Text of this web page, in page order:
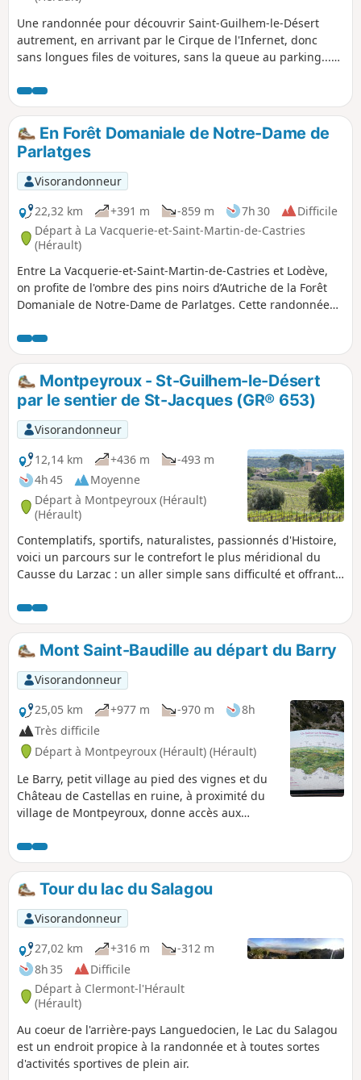
Une randonnée pour découvrir Saint-Guilhem-le-Désert
autrement, en arrivant par le Cirque de l'Infernet, donc
sans longues files de voitures, sans la queue au parking...
de Saint-Guilhem-le-Désert et Saint-Jean-de-Fos, l’itinéraire
reste praticable mais le PR® des Fenestrettes est impacté,
ainsi que la voie d'Arles (GR®653). Merci de vous informer
auprès de l’Office de Tourisme Saint-Guilhem – Vallée de
l’Hérault sur la praticabilité de l’itinéraire.
En Forêt Domaniale de Notre-Dame de
Parlatges
Visorandonneur
22,32 km
+391 m -859 m 7h 30
Difficile
Départ à La Vacquerie-et-Saint-Martin-de-Castries
(Hérault)
Entre La Vacquerie-et-Saint-Martin-de-Castries et Lodève,
on profite de l'ombre des pins noirs d’Autriche de la Forêt
Domaniale de Notre-Dame de Parlatges. Cette randonnée
le Sud du Causse du Larzac, en particulier le Cirque du Bout
du Monde et le Pas de l'Escalette, - le Plateau de
l'Escandorgue, - la vallée de la Lergue, - le Lac du Salagou, -
le Mont Saint-Baudille, - le Golfe du Lion (Mont Saint-Clair à
Sète).
Montpeyroux - St-Guilhem-le-Désert
par le sentier de St-Jacques (GR® 653)
Visorandonneur
12,14 km
+436 m
-493 m
4h 45
Moyenne
Départ à Montpeyroux (Hérault)
(Hérault)
Contemplatifs, sportifs, naturalistes, passionnés d'Histoire,
voici un parcours sur le contrefort le plus méridional du
Causse du Larzac : un aller simple sans difficulté et offrant
Languedoc, avec en toile de fond la Méditerranée et les
Pyrénées. Avec pour objectif une arrivée douce et
rafraîchissante dans un des plus beaux villages de France,
Saint-Guilhem-Le-Désert, au coeur des Gorges de l'Hérault,
l'ensemble classé Grand Site de France. Suite à un incendie
survenu le 5 avril 2023 sur les hauteurs de Saint-Guilhem-
le-Désert et Saint-Jean-de-Fos, l’itinéraire reste praticable
mais le PR® des Fenestrettes est impacté, ainsi que la voie
d'Arles (GR®653). Merci de vous informer auprès de l’Office
de Tourisme Saint-Guilhem – Vallée de l’Hérault sur la
praticabilité de l’itinéraire.
Mont Saint-Baudille au départ du Barry
Visorandonneur
25,05 km
+977 m -970 m
8h
Très difficile
Départ à Montpeyroux (Hérault) (Hérault)
Le Barry, petit village au pied des vignes et du
Château de Castellas en ruine, à proximité du
village de Montpeyroux, donne accès aux
des vignes, de la bergerie La Font du Griffe
pour rejoindre le GR® 74 vers le mythique Mont
Saint-Baudille. Depuis ce lieu le point de vue
s'étend sur toutes les montagnes et plaines
alentours. Redescente par le Pioch Farrio, le
Joncas et La Croix de Fer.
Tour du lac du Salagou
Visorandonneur
27,02 km
+316 m
-312 m
8h 35
Difficile
Départ à Clermont-l'Hérault
(Hérault)
Au coeur de l'arrière-pays Languedocien, le Lac du Salagou
est un endroit propice à la randonnée et à toutes sortes
d'activités sportives de plein air.